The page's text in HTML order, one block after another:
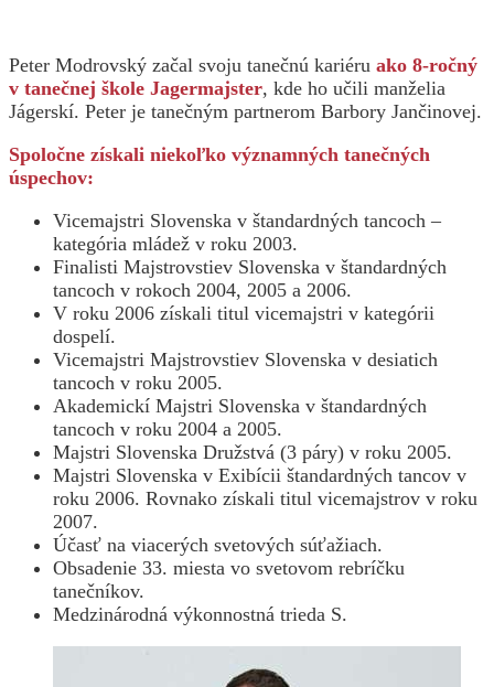
Peter Modrovský začal svoju tanečnú kariéru ako 8-ročný
v tanečnej škole Jagermajster, kde ho učili manželia
Jágerskí. Peter je tanečným partnerom Barbory Jančinovej.
Spoločne získali niekoľko významných tanečných
úspechov:
Vicemajstri Slovenska v štandardných tancoch –
kategória mládež v roku 2003.
Finalisti Majstrovstiev Slovenska v štandardných
tancoch v rokoch 2004, 2005 a 2006.
V roku 2006 získali titul vicemajstri v kategórii
dospelí.
Vicemajstri Majstrovstiev Slovenska v desiatich
tancoch v roku 2005.
Akademickí Majstri Slovenska v štandardných
tancoch v roku 2004 a 2005.
Majstri Slovenska Družstvá (3 páry) v roku 2005.
Majstri Slovenska v Exibícii štandardných tancov v
roku 2006. Rovnako získali titul vicemajstrov v roku
2007.
Účasť na viacerých svetových súťažiach.
Obsadenie 33. miesta vo svetovom rebríčku
tanečníkov.
Medzinárodná výkonnostná trieda S.